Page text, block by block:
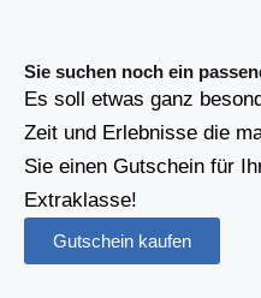
Sie suchen noch ein
Es soll etwas ganz
Zeit und Erlebnisse die
Sie einen Gutschein für
Extraklasse!
Gutschein kaufen